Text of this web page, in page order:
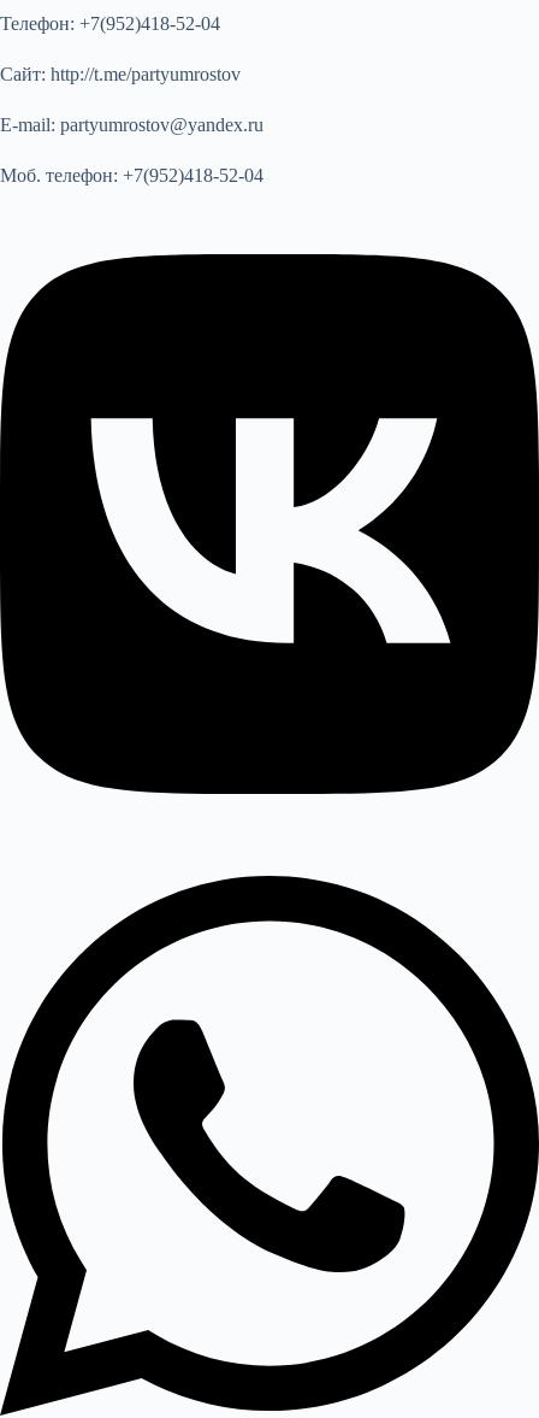
Телефон: +7(952)418-52-04
Сайт: http://t.me/partyumrostov
E-mail: partyumrostov@yandex.ru
Моб. телефон: +7(952)418-52-04